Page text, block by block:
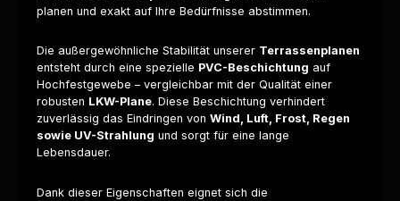
planen und exakt auf Ihre Bedürfnisse abstimmen.
Die außergewöhnliche Stabilität unserer Terrassenplanen
entsteht durch eine spezielle PVC-Beschichtung auf
Hochfestgewebe – vergleichbar mit der Qualität einer
robusten LKW-Plane. Diese Beschichtung verhindert
zuverlässig das Eindringen von Wind, Luft, Frost, Regen
sowie UV-Strahlung und sorgt für eine lange
Lebensdauer.
Dank dieser Eigenschaften eignet sich die